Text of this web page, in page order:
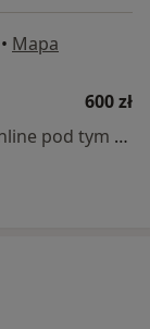
• Mapa
600 zł
Specjalista nie oferuje umawiania online pod tym adresem.